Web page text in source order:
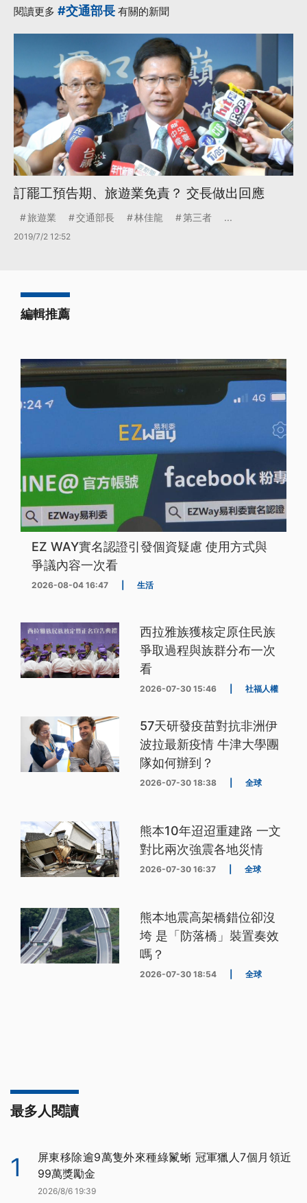
閱讀更多 #交通部長 有關的新聞
訂罷工預告期、旅遊業免責？ 交長做出回應
旅遊業 交通部長 林佳龍 第三者 ...
2019/7/2 12:52
編輯推薦
EZ WAY實名認證引發個資疑慮 使用方式與
爭議內容一次看
2026-08-04 16:47 生活
西拉雅族獲核定原住民族
爭取過程與族群分布一次
看
2026-07-30 15:46 社福人權
57天研發疫苗對抗非洲伊
波拉最新疫情 牛津大學團
隊如何辦到？
2026-07-30 18:38 全球
熊本10年迢迢重建路 一文
對比兩次強震各地災情
2026-07-30 16:37 全球
熊本地震高架橋錯位卻沒
垮 是「防落橋」裝置奏效
嗎？
2026-07-30 18:54 全球
最多人閱讀
1
屏東移除逾9萬隻外來種綠鬣蜥 冠軍獵人7個月領近
99萬獎勵金
2026/8/6 19:39